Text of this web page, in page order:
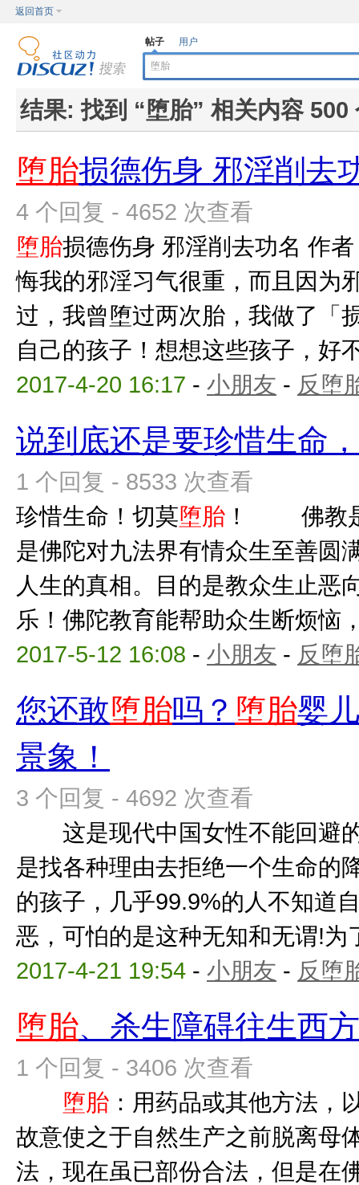
返回首页
帖子 用户
结果:找到 “堕胎” 相关内容 500
堕胎损德伤身 邪淫削去
4 个回复 - 4652 次查看
堕胎损德伤身 邪淫削去功名 作
悔我的邪淫习气很重，而且因为
过，我曾堕过两次胎，我做了「
自己的孩子！想想这些孩子，好
2017-4-20 16:17 - 小朋友 - 反堕
说到底还是要珍惜生命
1 个回复 - 8533 次查看
珍惜生命！切莫堕胎 ！ 佛教是
是佛陀对九法界有情众生至善圆
人生的真相。目的是教众生止恶
乐！佛陀教育能帮助众生断烦恼
2017-5-12 16:08 - 小朋友 - 反堕
您还敢堕胎吗？ 堕胎婴
景象！
3 个回复 - 4692 次查看
这是现代中国女性不能回避
是找各种理由去拒绝一个生命的
的孩子，几乎99.9%的人不知道
恶，可怕的是这种无知和无谓!为
2017-4-21 19:54 - 小朋友 - 反堕
堕胎、杀生障碍往生西
1 个回复 - 3406 次查看
堕胎 ：用药品或其他方法，
故意使之于自然生产之前脱
法，现在虽已部份合法，但是在